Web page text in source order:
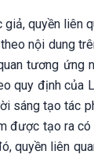
quyền liên
nội dung
tương ứng
quy định của
sáng tạo tác
được tạo ra
quyền liên